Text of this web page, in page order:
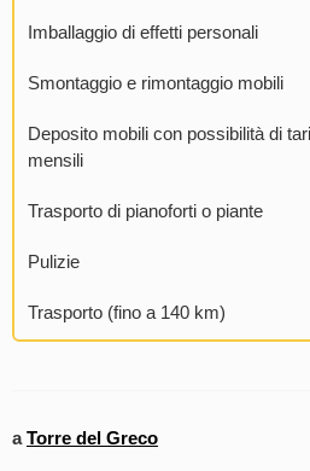
Imballaggio di effetti personali
Smontaggio e rimontaggio mobili
Deposito mobili con possibilità di
mensili
Trasporto di pianoforti o piante
Pulizie
Trasporto (fino a 140 km)
aTorre del Greco